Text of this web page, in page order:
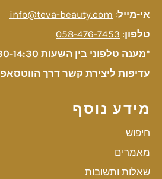
אי-מייל:
info@teva-beauty.com
טלפון:
058-476-7453
*מענה טלפוני בין השעות 08:30-14:30
עדיפות ליצירת קשר דרך הווטסאפ
מידע נוסף
חיפוש
מאמרים
שאלות ותשובות